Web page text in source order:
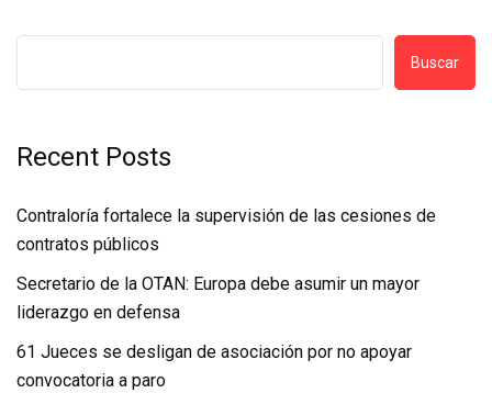
Buscar
Recent Posts
Contraloría fortalece la supervisión de las cesiones de
contratos públicos
Secretario de la OTAN: Europa debe asumir un mayor
liderazgo en defensa
61 Jueces se desligan de asociación por no apoyar
convocatoria a paro